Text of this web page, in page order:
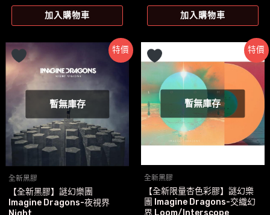
價
格：
價
格：
加入購物車
價
格：
價
格：
加入購物車
特價
暫無庫存
全新黑膠
【全新黑膠】謎幻樂團
Imagine Dragons-夜視界
特價
暫無庫存
全新黑膠
【全新限量杏色彩膠】謎幻樂
團 Imagine Dragons-交織幻
界 Loom/Interscope